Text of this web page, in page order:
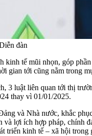
đàn
tế mũi nhọn, góp
gian tới cũng nằm trong
3 luật liên quan tới thị
thay vì 01/01/2025.
và Nhà nước, khắc
lợi ích hợp pháp,
triển kinh tế – xã hội trong